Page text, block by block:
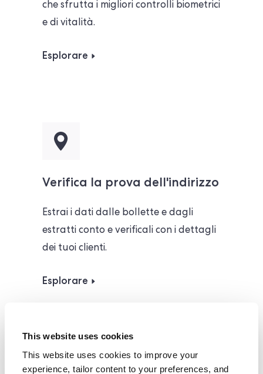
This website uses cookies
This website uses cookies to improve your
experience, tailor content to your preferences, and
che sfrutta i migliori controlli biometrici
e di vitalità.
Esplorare
Verifica la prova dell'indirizzo
Estrai i dati dalle bollette e dagli
estratti conto e verificali con i dettagli
dei tuoi clienti.
Esplorare